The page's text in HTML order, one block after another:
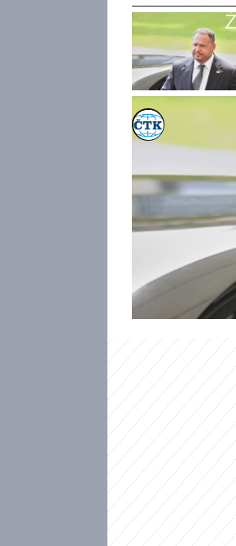
ČTK
Akt. 14. kvě 2026,
Ukrajinský
prezidentské
kauci na 140
Reuters.
Volodymyra
Jermak vinu
uvedl, že